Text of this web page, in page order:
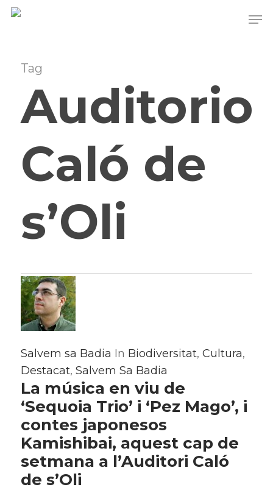
Skip
Tag
Auditorio
Caló de
s’Oli
Salvem sa Badia In Biodiversitat, Cultura,
Destacat, Salvem Sa Badia
La música en viu de
‘Sequoia Trio’ i ‘Pez Mago’, i
contes japonesos
Kamishibai, aquest cap de
setmana a l’Auditori Caló
de s’Oli